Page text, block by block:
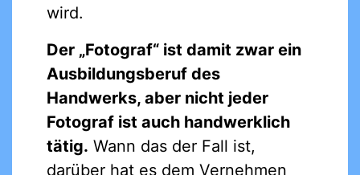
wird.
Der „Fotograf“ ist damit zwar ein
Ausbildungsberuf des
Handwerks, aber nicht jeder
Fotograf ist auch handwerklich
tätig. Wann das der Fall ist,
darüber hat es dem Vernehmen